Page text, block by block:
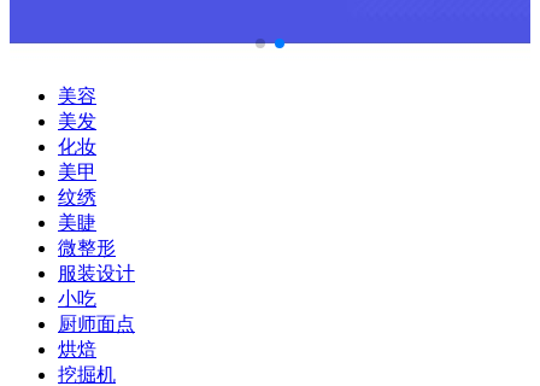
美容
美发
化妆
美甲
纹绣
美睫
微整形
服装设计
小吃
厨师面点
烘焙
挖掘机